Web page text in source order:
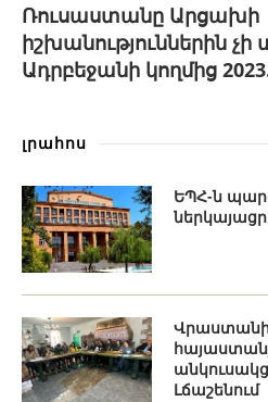
Ռուսաստանը Արցախի
իշխանություններին չի
Ադրբեջանի կողմից
լրահոս
ԵՊՀ-ն
Վրաստանի
Լճաշենում